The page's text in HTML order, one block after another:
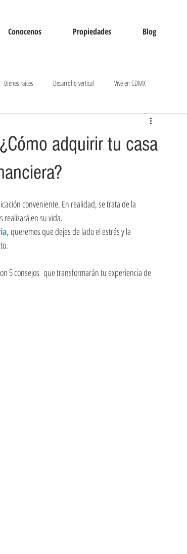
Conocenos Propiedades Blog
Bienes raíces Desarrollo vertical Vive en CDMX
adquirir tu casa
conveniente. En realidad, se trata de la
realizará en su vida.
queremos que dejes de lado el estrés y la
5 consejos  que transformarán tu experiencia de